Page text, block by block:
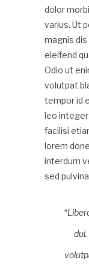
dolor
varius. Ut
magnis
eleifend
Odio ut
volutpat
tempor id
leo integer
facilisi
lorem
interdum
sed